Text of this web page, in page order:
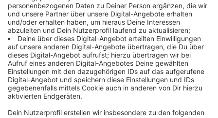
einem Minus von 11,9 Millionen Euro knapp verpasst.
Auch weil er immer noch mit den Auswirkungen der
Corona-Pandemie zu kämpfen hatte. Zwei große
Probleme waren zum Beispiel der Personalmangel und
die hohen Krankenstände.
Anzeige
Weitere Infos und Links zum Thema